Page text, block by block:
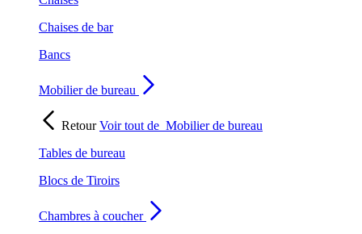
Chaises de bar
Bancs
Mobilier de bureau
RetourVoir tout de Mobilier de bureau
Tables de bureau
Blocs de Tiroirs
Chambres à coucher